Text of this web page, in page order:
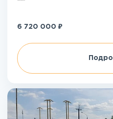
6 720 000 ₽